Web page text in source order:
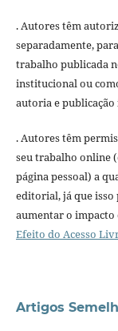
. Autores têm
separadamente,
trabalho publicada
institucional ou
autoria e
. Autores têm
seu trabalho online
página pessoal) a
editorial, já que isso
aumentar o impacto
Efeito do Acesso
Artigos